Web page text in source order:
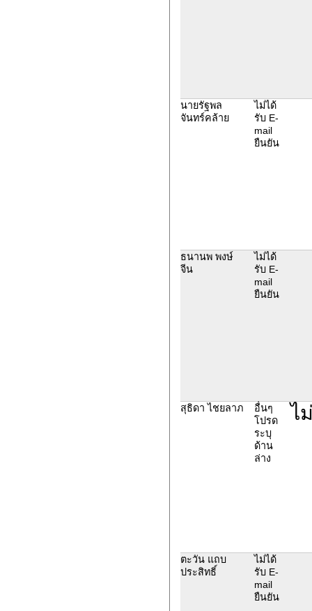
นายรัฐพล
จันทร์คล้าย
ไม่ได้
รับ E-
mail
ยืนยัน
ธนานพ พงษ์
จีน
ไม่ได้
รับ E-
mail
ยืนยัน
สุธิดา ไชยลาภ
อื่นๆ
โปรด
ระบุ
ด้าน
ล่าง
ไ
ตะวัน แถบ
ประสิทธิ์
ไม่ได้
รับ E-
mail
ยืนยัน